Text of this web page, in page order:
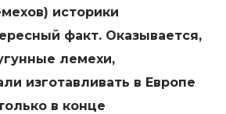
историки
факт. Оказывается,
лемехи,
изготавливать в Европе
в конце